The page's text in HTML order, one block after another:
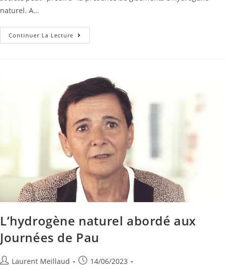
naturel. A…
Continuer La Lecture
L’hydrogène naturel abordé aux
Journées de Pau
Laurent Meillaud
14/06/2023